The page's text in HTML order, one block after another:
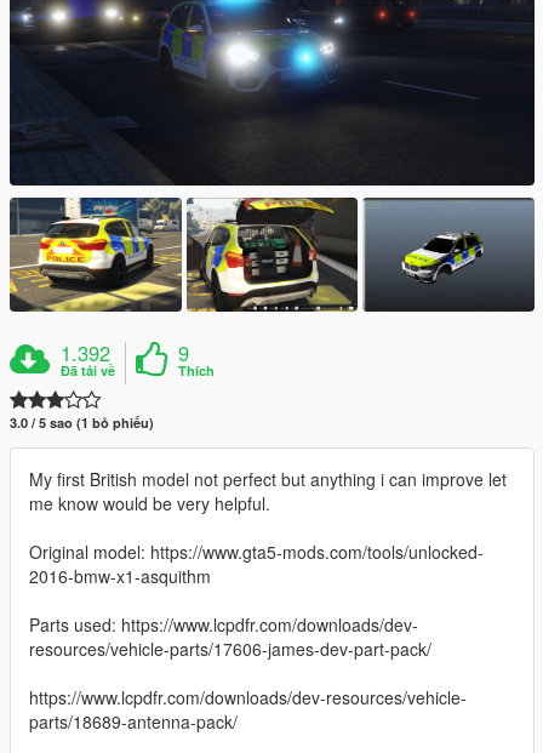
1.392
Đã tải về
9
Thích
3.0 / 5 sao (1 bỏ phiếu)
My first British model not perfect but anything i can improve let
me know would be very helpful.
Original model: https://www.gta5-mods.com/tools/unlocked-
2016-bmw-x1-asquithm
Parts used: https://www.lcpdfr.com/downloads/dev-
resources/vehicle-parts/17606-james-dev-part-pack/
https://www.lcpdfr.com/downloads/dev-resources/vehicle-
parts/18689-antenna-pack/